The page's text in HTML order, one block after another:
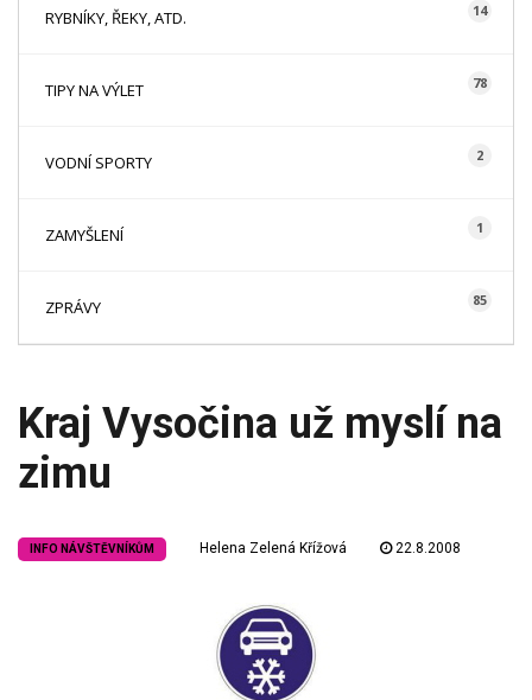
RYBNÍKY, ŘEKY, ATD. 14
TIPY NA VÝLET 78
VODNÍ SPORTY 2
ZAMYŠLENÍ 1
ZPRÁVY 85
Kraj Vysočina už myslí na
zimu
INFO NÁVŠTĚVNÍKŮM Helena Zelená Křížová 22.8.2008